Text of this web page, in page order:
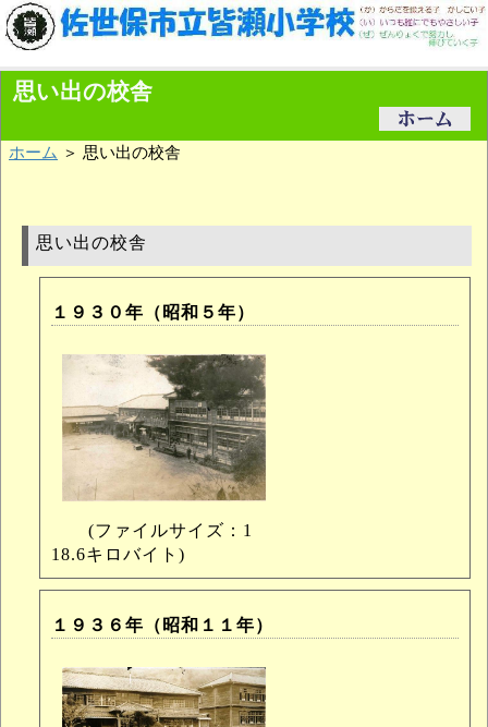
思い出の校舎
ホーム ＞ 思い出の校舎
思い出の校舎
１９３０年（昭和５年）
(ファイルサイズ：1
18.6キロバイト)
１９３６年（昭和１１年）